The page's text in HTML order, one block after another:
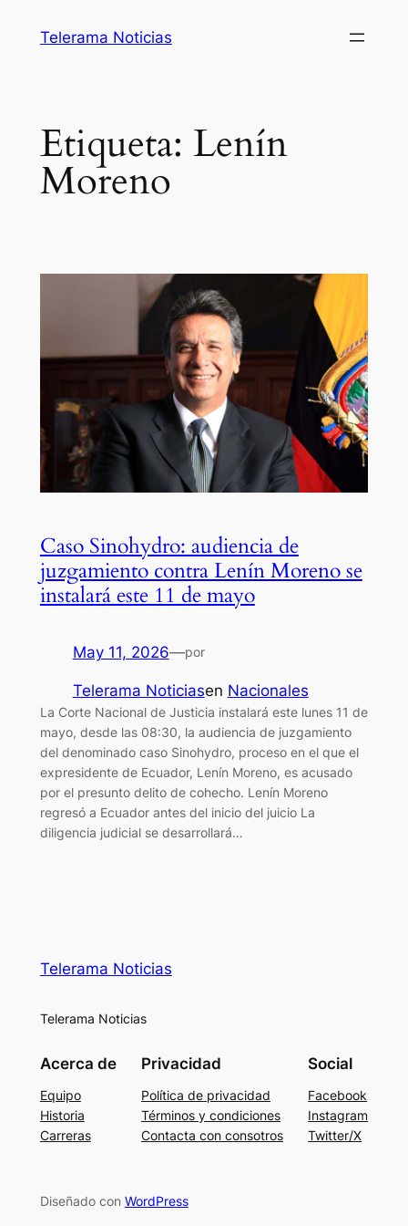
Telerama Noticias
Etiqueta: Lenín
Moreno
Caso Sinohydro: audiencia de
juzgamiento contra Lenín Moreno se
instalará este 11 de mayo
May 11, 2026—por
Telerama Noticiasen Nacionales
La Corte Nacional de Justicia instalará este lunes 11 de
mayo, desde las 08:30, la audiencia de juzgamiento
del denominado caso Sinohydro, proceso en el que el
expresidente de Ecuador, Lenín Moreno, es acusado
por el presunto delito de cohecho. Lenín Moreno
regresó a Ecuador antes del inicio del juicio La
diligencia judicial se desarrollará…
Telerama Noticias
Telerama Noticias
Acerca de
Equipo
Historia
Carreras
Privacidad
Política de privacidad
Términos y condiciones
Contacta con consotros
Social
Facebook
Instagram
Twitter/X
Diseñado con WordPress